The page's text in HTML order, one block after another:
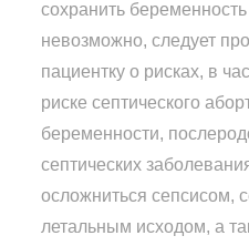
сохранить
невозможно, следует
пациентку о рисках, в
риске септического
беременности,
септических
осложниться сепсисом,
летальным исходом, а